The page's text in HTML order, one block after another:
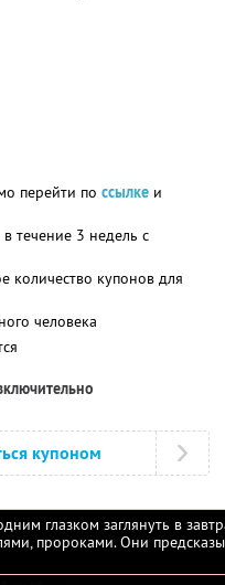
перейти по ссылке и
течение 3 недель с
количество купонов для
человека
купоном
глазком заглянуть в
пророками. Они